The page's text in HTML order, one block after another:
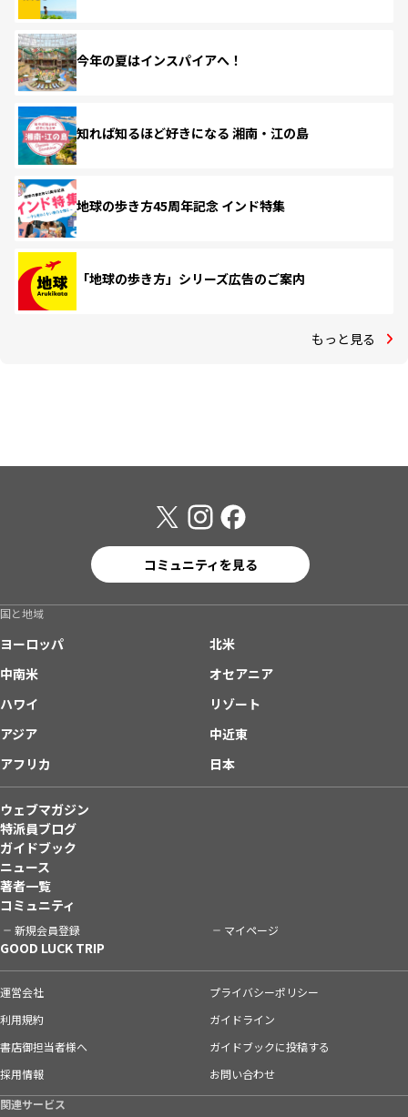
今年の夏はインスパイアへ！
知れば知るほど好きになる 湘南・江の島
地球の歩き方45周年記念 インド特集
「地球の歩き方」シリーズ広告のご案内
もっと見る
コミュニティを見る
国と地域
ヨーロッパ
北米
中南米
オセアニア
ハワイ
リゾート
アジア
中近東
アフリカ
日本
ウェブマガジン
特派員ブログ
ガイドブック
ニュース
著者一覧
コミュニティ
新規会員登録 マイページ
GOOD LUCK TRIP
運営会社
プライバシーポリシー
利用規約
ガイドライン
書店御担当者様へ
ガイドブックに投稿する
採用情報
お問い合わせ
関連サービス